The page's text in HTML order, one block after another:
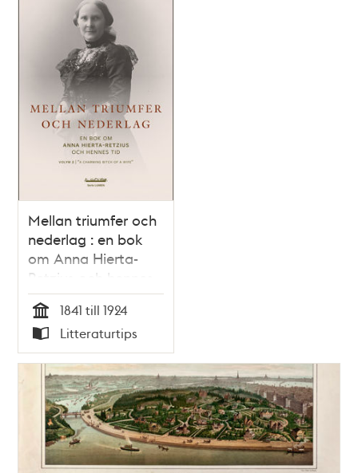
Mellan triumfer och
nederlag : en bok
om Anna Hierta-
Retzius och hennes
tid. Volym 2. "A
charming bitch of a
wife" / Gerda
Helena Lindskog
Tid
1841 till 1924
Typ
Litteraturtips